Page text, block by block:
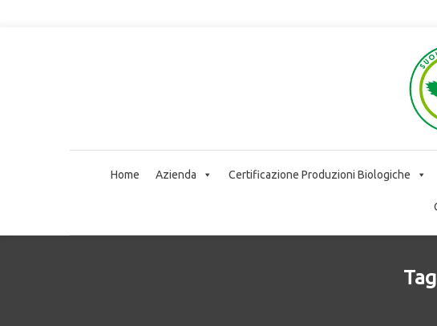
Home Azienda Certificazione Produzioni Biologiche